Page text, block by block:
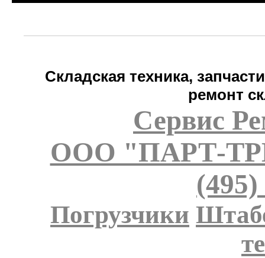
Складская техника,
ремонт
Сервис
ООО "ПАРТ-
Погрузчики